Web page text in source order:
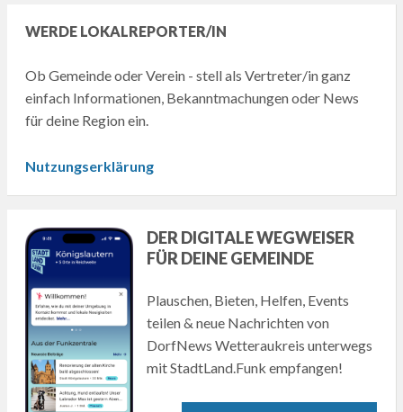
WERDE LOKALREPORTER/IN
Ob Gemeinde oder Verein - stell als Vertreter/in ganz
einfach Informationen, Bekanntmachungen oder News
für deine Region ein.
Nutzungserklärung
DER DIGITALE WEGWEISER
FÜR DEINE GEMEINDE
Plauschen, Bieten, Helfen, Events
teilen & neue Nachrichten von
DorfNews Wetteraukreis unterwegs
mit StadtLand.Funk empfangen!